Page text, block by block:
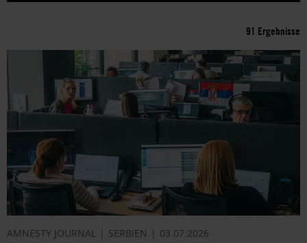
91 Ergebnisse
AMNESTY JOURNAL SERBIEN 03.07.2026